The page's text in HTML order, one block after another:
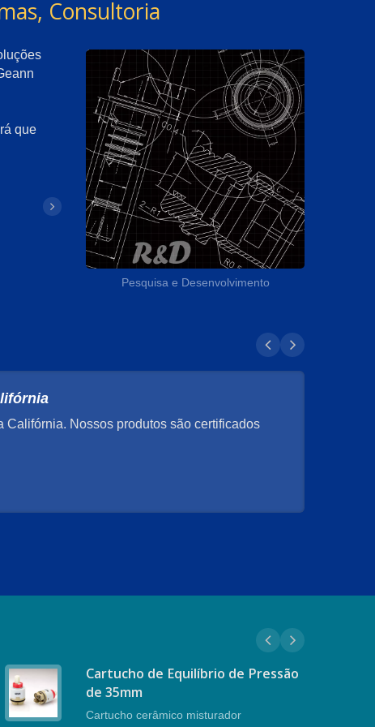
Consultoria
Pesquisa e Desenvolvimento
que
Califórnia. Nossos produtos são certificados
Cartucho de Equilíbrio de Pressão
de 35mm
Cartucho cerâmico misturador